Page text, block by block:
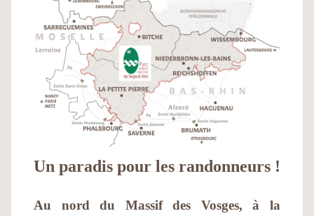
Un paradis pour les randonneurs !
Au nord du Massif des Vosges, à la